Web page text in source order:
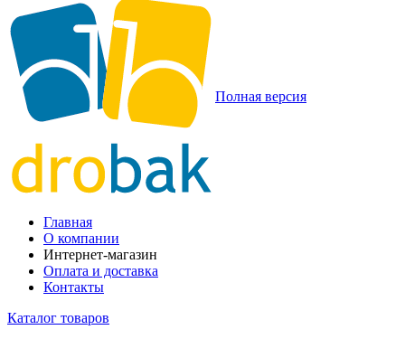
Полная версия
Главная
О компании
Интернет-магазин
Оплата и доставка
Контакты
Каталог товаров